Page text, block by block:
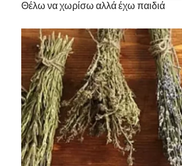
Θέλω να χωρίσω αλλά έχω παιδιά